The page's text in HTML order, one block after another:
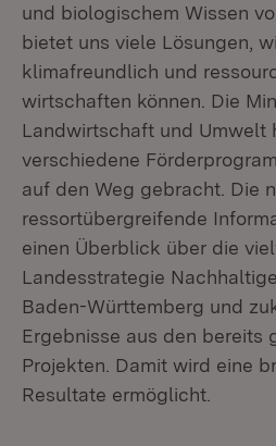
und biologischem Wissen
bietet uns viele Lösungen,
klimafreundlich und
wirtschaften können. Die
Landwirtschaft und Umwelt
verschiedene
auf den Weg gebracht. Die
ressortübergreifende
einen Überblick über die
Landesstrategie
Baden-Württemberg und
Ergebnisse aus den bereits
Projekten. Damit wird eine
Resultate ermöglicht.